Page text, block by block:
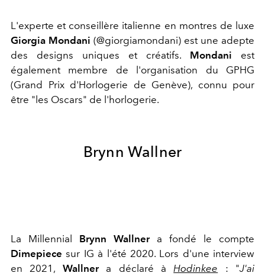
L'experte et conseillère italienne en montres de luxe
Giorgia Mondani (@giorgiamondani) est une adepte
des designs uniques et créatifs. Mondani est
également membre de l'organisation du GPHG
(Grand Prix d'Horlogerie de Genève), connu pour
être "les Oscars" de l'horlogerie.
Brynn Wallner
La Millennial Brynn Wallner a fondé le compte
Dimepiece sur IG à l'été 2020. Lors d'une interview
en 2021, Wallnera déclaré à Hodinkee : "J'ai